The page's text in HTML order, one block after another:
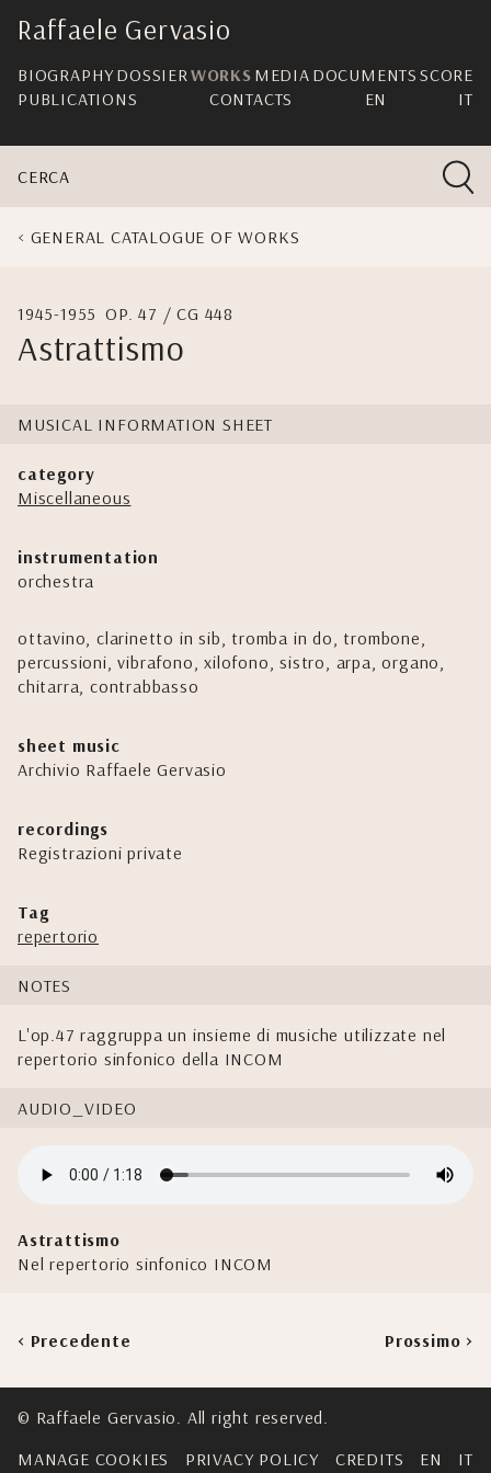
navigation
Raffaele Gervasio
BIOGRAPHYDOSSIERWORKS MEDIA DOCUMENTS SCORE
PUBLICATIONS
CONTACTS EN IT
CERCA
GENERAL CATALOGUE OF WORKS
1945-1955 OP. 47 / CG 448
Astrattismo
MUSICAL INFORMATION SHEET
category
Miscellaneous
instrumentation
orchestra
ottavino, clarinetto in sib, tromba in do, trombone,
percussioni, vibrafono, xilofono, sistro, arpa, organo,
chitarra, contrabbasso
sheet music
Archivio Raffaele Gervasio
recordings
Registrazioni private
Tag
repertorio
NOTES
L'op.47 raggruppa un insieme di musiche utilizzate nel
repertorio sinfonico della INCOM
AUDIO_VIDEO
Astrattismo
Nel repertorio sinfonico INCOM
< Precedente Prossimo >
© Raffaele Gervasio. All right reserved.
MANAGE COOKIES
PRIVACY POLICY CREDITS EN IT